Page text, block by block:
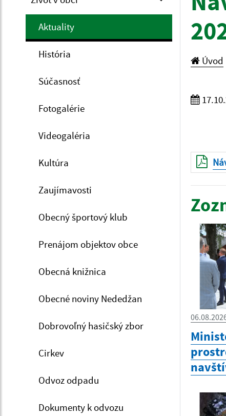
Aktuality
História
Súčasnosť
Fotogalérie
Videogaléria
Kultúra
Zaujímavosti
Obecný športový klub
Prenájom objektov obce
Obecná knižnica
Obecné noviny Nededžan
Dobrovoľný hasičský zbor
Cirkev
Odvoz odpadu
Dokumenty k odvozu
Úvod